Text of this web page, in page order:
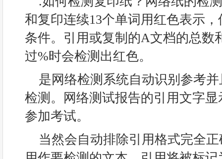
和复印连续13个单词用红色表示
条件。引用或复制的A文档的总数
过%时会检测出红色。
是网络检测系统自动识别参考
检测。网络测试报告的引用文字
参加考试。
当然会自动排除引用格式完全